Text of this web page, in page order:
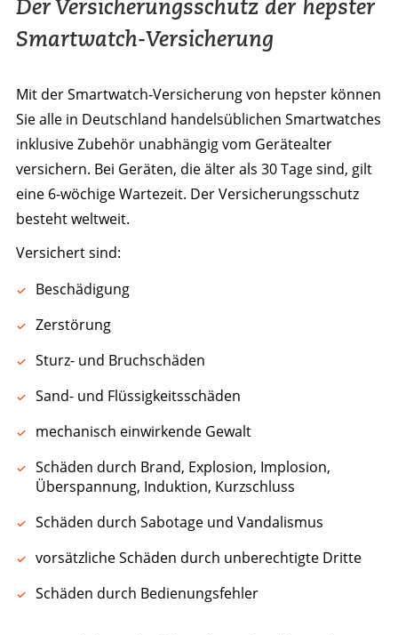
Der Versicherungsschutz der hepster
Smartwatch-Versicherung
Mit der Smartwatch-Versicherung von hepster können
Sie alle in Deutschland handelsüblichen Smartwatches
inklusive Zubehör unabhängig vom Gerätealter
versichern. Bei Geräten, die älter als 30 Tage sind, gilt
eine 6-wöchige Wartezeit. Der Versicherungsschutz
besteht weltweit.
Versichert sind:
Beschädigung
Zerstörung
Sturz- und Bruchschäden
Sand- und Flüssigkeitsschäden
mechanisch einwirkende Gewalt
Schäden durch Brand, Explosion, Implosion,
Überspannung, Induktion, Kurzschluss
Schäden durch Sabotage und Vandalismus
vorsätzliche Schäden durch unberechtigte Dritte
Schäden durch Bedienungsfehler